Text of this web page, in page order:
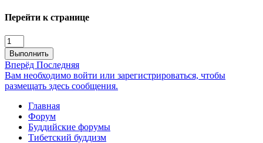
Перейти к странице
Выполнить
Вперёд Последняя
Вам необходимо войти или зарегистрироваться, чтобы
размещать здесь сообщения.
Главная
Форум
Буддийские форумы
Тибетский буддизм